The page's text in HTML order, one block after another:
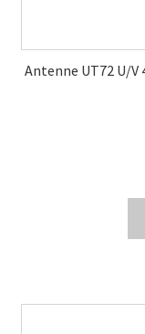
Antenne UT72 U/V